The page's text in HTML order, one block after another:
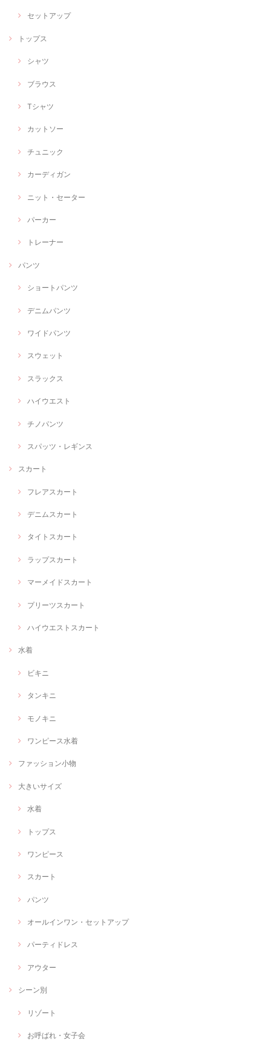
セットアップ
トップス
シャツ
ブラウス
Tシャツ
カットソー
チュニック
カーディガン
ニット・セーター
パーカー
トレーナー
パンツ
ショートパンツ
デニムパンツ
ワイドパンツ
スウェット
スラックス
ハイウエスト
チノパンツ
スパッツ・レギンス
スカート
フレアスカート
デニムスカート
タイトスカート
ラップスカート
マーメイドスカート
プリーツスカート
ハイウエストスカート
水着
ビキニ
タンキニ
モノキニ
ワンピース水着
ファッション小物
大きいサイズ
水着
トップス
ワンピース
スカート
パンツ
オールインワン・セットアップ
パーティドレス
アウター
シーン別
リゾート
お呼ばれ・女子会